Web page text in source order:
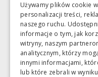
00-
Używamy plików cookie
personalizacji treści,
naszego ruchu.
informacje o tym, jak
witryny, naszym
analitycznym, którzy
innymi informacjami,
lub które zebrali w